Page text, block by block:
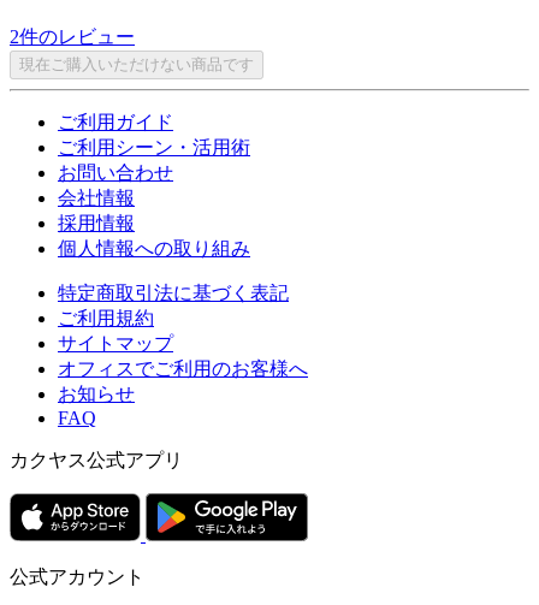
2件のレビュー
現在ご購入いただけない商品です
ご利用ガイド
ご利用シーン・活用術
お問い合わせ
会社情報
採用情報
個人情報への取り組み
特定商取引法に基づく表記
ご利用規約
サイトマップ
オフィスでご利用のお客様へ
お知らせ
FAQ
カクヤス公式アプリ
公式アカウント